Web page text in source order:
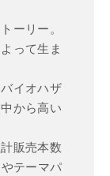
ーリー。
って生ま
イオハザ
から高い
販売本数
テーマパ